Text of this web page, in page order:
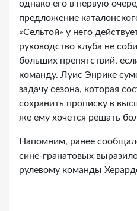
однако его в первую
предложение
«Сельтой» у него
руководство клуба не
больших препятствий,
команду. Луис Энрике
задачу сезона, которая
сохранить прописку в
же ему хочется решать
Напомним, ранее
сине-гранатовых
рулевому команды